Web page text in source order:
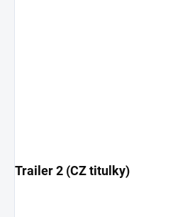
Trailer 2 (CZ titulky)